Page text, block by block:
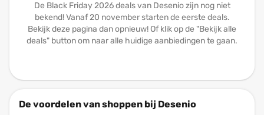
De Black Friday 2026 deals van Desenio zijn nog niet
bekend! Vanaf 20 november starten de eerste deals.
Bekijk deze pagina dan opnieuw! Of klik op de "Bekijk alle
deals" button om naar alle huidige aanbiedingen te gaan.
De voordelen van shoppen bij Desenio